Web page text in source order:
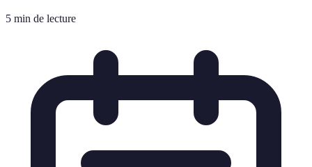
5 min de lecture